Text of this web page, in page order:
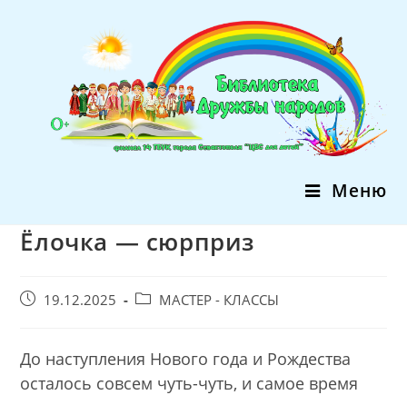
Меню
Ёлочка — сюрприз
Запись19.12.2025
PostМАСТЕР - КЛАССЫ
До наступления Нового года и Рождества
осталось совсем чуть-чуть, и самое время